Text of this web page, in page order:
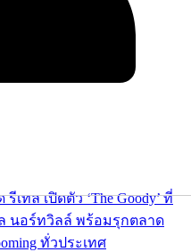
เทล เปิดตัว ‘The Goody’ ที่
นอร์ทวิลล์ พร้อมรุกตลาด
ทั่วประเทศ